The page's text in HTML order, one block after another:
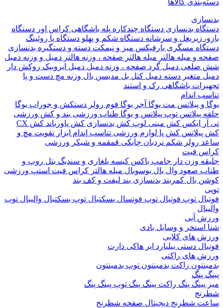
کالاها
بدنسازیدستگاه چندکارهپله باشگاهیکراس اوردستگاه
زیربغل و سرشانه دستگاه شکم و پهلودستگاه پاروئینگ
مسگریبارفیکسمیز و نیمکتدسته و دستگیره بدنسازی
و میله هالتر میله هالتر صفحه ، وزنه هالتر دمبل و وزنه دمبل
دمبل گرد صفحه ، وزنه دمبل دمبل ایروبیک روکش دار
متغیردسته دمبل کتل بلمدیسن بالوزنه مچ دست و پا
باشگاهیرک و استند
اندام
و پیلاتسمت یوگاآجر یوگا فوم رولر دستکش و جوراب یوگا
پیلاتستوپ پیلاتس و یوگاطناب ورزشی بند و کش ورزشی
ایکس کش مینی لوپ کش بدنسازیکش پاورباندکش CX
کش پالوازم ورزشی تناسب اندام ابزار تقویت مچ و
رولر شکم نردبان چابکیقمقمه و شیکر ورزشی
فیت
وزن دارجامپ باکسکیسه بلغاری و سندبگبتل روپ و
صعودوال بال بوسوبالمیله هالتر کراس فیت استپ ورزشی
بالکمربند بدنسازیبند لیفت و کف بند
توپ فوتبالتوپ فوتسالبسکتبالتوپ بسکتبالوالیبال توپ
آبی
و وسایل بادی
های کلابی
دستیبیلیاردایر هاکیدارت
های راکتی
راکت بدمینتونتوپ بدمینتون
پنگ
پنگراکت پینگ پنگتوپ پینگ پنگ
شطرنج دیجیتالصفحه شطرنج